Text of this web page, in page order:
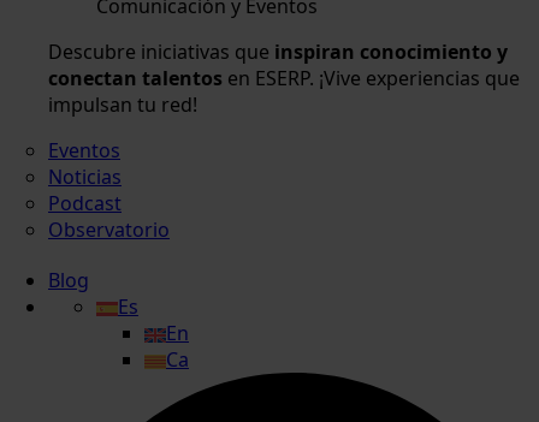
Comunicación y Eventos
Descubre iniciativas que inspiran conocimiento y
conectan talentos en ESERP. ¡Vive experiencias que
impulsan tu red!
Eventos
Noticias
Podcast
Observatorio
Blog
Es
En
Ca